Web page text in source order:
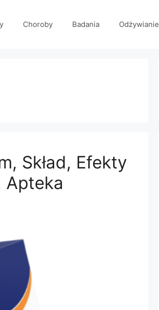
Choroby Badania Odżywianie
Skład, Efekty
Apteka